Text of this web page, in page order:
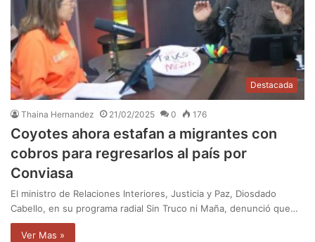
Destacada
Thaina Hernandez 21/02/2025 0 176
Coyotes ahora estafan a migrantes con
cobros para regresarlos al país por
Conviasa
El ministro de Relaciones Interiores, Justicia y Paz, Diosdado
Cabello, en su programa radial Sin Truco ni Maña, denunció que…
Ver Mas »